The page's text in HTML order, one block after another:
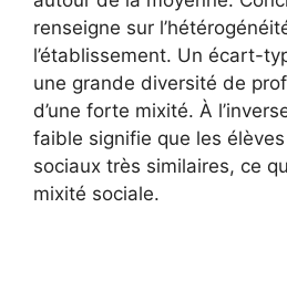
renseigne sur
l’établissement. Un écart-
une grande diversité de
d’une forte mixité. À
faible signifie que les
sociaux très similaires, ce
mixité sociale.